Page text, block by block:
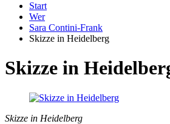
Start
Wer
Sara Contini-Frank
Skizze in Heidelberg
Skizze in
Skizze in Heidelberg